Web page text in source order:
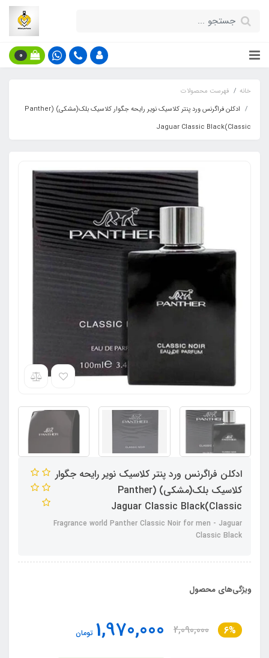
0
خانه
فهرست محصولات
ادکلن فراگرنس ورد پنتر کلاسیک نویر رایحه جگوار کلاسیک بلک(مشکی) (Panther
Classic)Jaguar Classic Black
ادکلن فراگرنس ورد پنتر کلاسیک نویر رایحه جگوار
کلاسیک بلک(مشکی) (Panther
Classic)Jaguar Classic Black
Fragrance world Panther Classic Noir for men - Jaguar
Classic Black
ویژگی‌های محصول
6%
2,090,000
1,970,000 تومان